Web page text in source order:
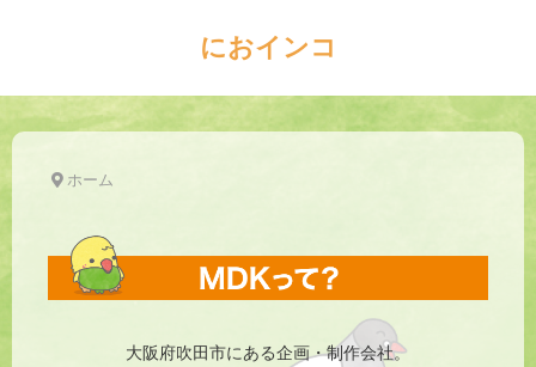
におインコ
ホーム
大阪府吹田市にある企画・制作会社。